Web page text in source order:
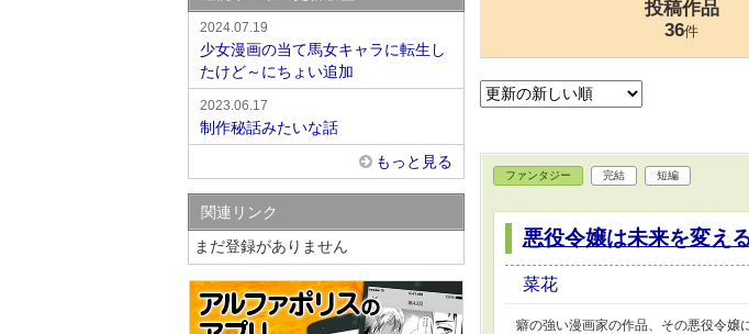
投稿作品
36件
ファンタジー 完結 短編
悪役令嬢は未来を変え
菜花
癖の強い漫画家の作品、その悪役令
2024.07.19
少女漫画の当て馬女キャラに転生し
たけど～にちょい追加
2023.06.17
制作秘話みたいな話
もっと見る
関連リンク
まだ登録がありません